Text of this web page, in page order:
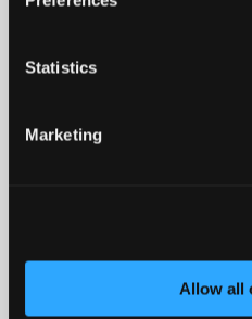
Statistics
Marketing
Allow all
contact us and how
you contact us
Change your